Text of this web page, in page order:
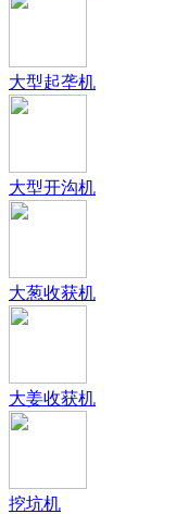
大型起垄机
大型开沟机
大葱收获机
大姜收获机
挖坑机